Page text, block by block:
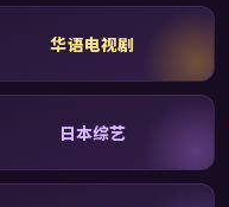
华语电视剧
日本综艺